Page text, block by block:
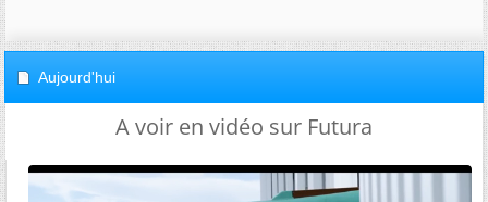
Aujourd'hui
A voir en vidéo sur Futura